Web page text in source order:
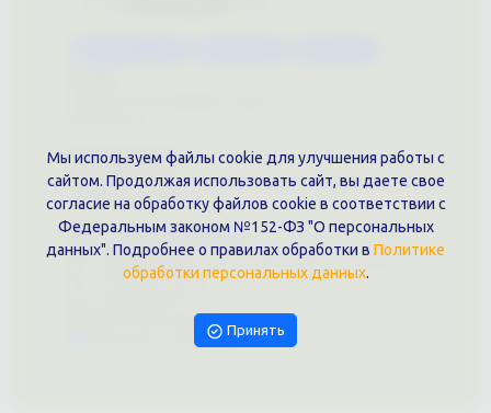
Документы
Политика обработки персональных данных
Публичная оферта
Контакты филиала
г. Краснодар, ул. Шоссе Нефтяников, 28, оф. 51
+7 (861)202-09-02
9457070@krd-print.ru
Написать в Telegram
Мы используем файлы cookie для улучшения работы с
сайтом. Продолжая использовать сайт, вы даете свое
согласие на обработку файлов cookie в соответствии с
Федеральным законом №152-ФЗ "О персональных
данных". Подробнее о правилах обработки в Политике
обработки персональных данных.
Принять